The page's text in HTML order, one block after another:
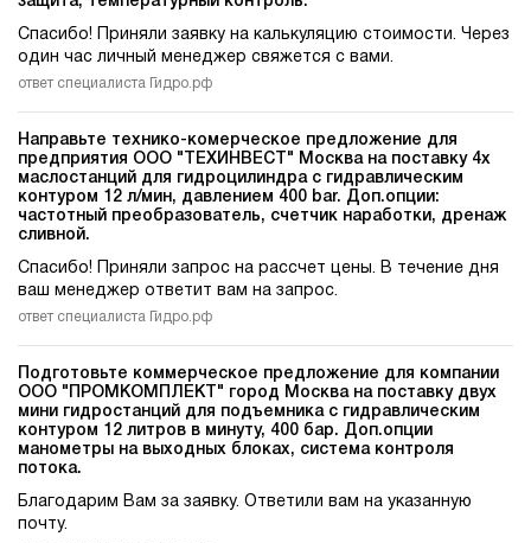
Спасибо! Приняли заявку на калькуляцию стоимости. Через
один час личный менеджер свяжется с вами.
ответ специалиста Гидро.рф
Направьте технико-комерческое предложение для
предприятия ООО "ТЕХИНВЕСТ" Москва на поставку 4х
маслостанций для гидроцилиндра c гидравлическим
контуром 12 л/мин, давлением 400 bar. Доп.опции:
частотный преобразователь, счетчик наработки, дренаж
сливной.
Спасибо! Приняли запрос на рассчет цены. В течение дня
ваш менеджер ответит вам на запрос.
ответ специалиста Гидро.рф
Подготовьте коммерческое предложение для компании
ООО "ПРОМКОМПЛЕКТ" город Москва на поставку двух
мини гидростанций для подъемника c гидравлическим
контуром 12 литров в минуту, 400 бар. Доп.опции
манометры на выходных блоках, система контроля
потока.
Благодарим Вам за заявку. Ответили вам на указанную
почту.